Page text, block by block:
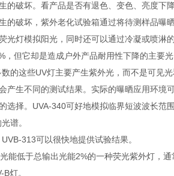
的破坏。看产品是否有退色、变色、亮度
的破坏，紫外老化试验箱通过将待测样品
光灯模拟阳光，同时还可以通过冷凝或喷淋
，但它却是造成户外产品耐用性下降的主要
的这些UV灯主要产生紫外光，而不是可见
产生不同的测试结果。实际的曝晒应用环境
选择。UVA-340可好地模拟临界短波波长
谱。
313可以很快地提供试验结果。
能低于总输出光能2%的一种荧光紫外灯，
灯。